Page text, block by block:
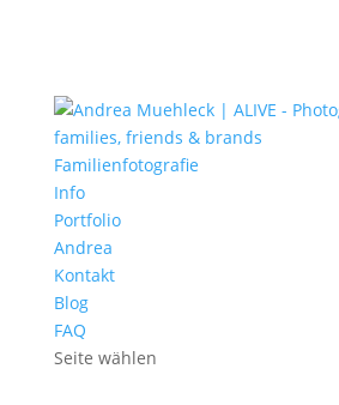
Familienfotografie
Info
Portfolio
Andrea
Kontakt
Blog
FAQ
Seite wählen